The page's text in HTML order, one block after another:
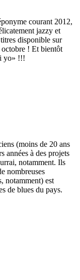
courant 2012,
jazzy et
disponible sur
octobre ! Et bientôt
yo» !!!
(moins de 20 ans
années à des projets
notamment. Ils
nombreuses
notamment) est
de blues du pays.